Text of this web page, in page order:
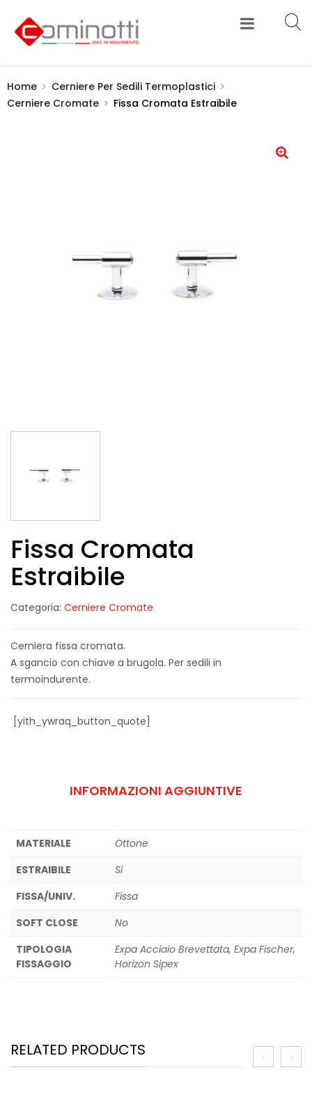
Home
Cerniere Per Sedili Termoplastici
Cerniere Cromate
Fissa Cromata Estraibile
Fissa Cromata
Estraibile
Categoria: Cerniere Cromate
Cerniera fissa cromata.
A sgancio con chiave a brugola. Per sedili in
termoindurente.
[yith_ywraq_button_quote]
INFORMAZIONI AGGIUNTIVE
MATERIALE
Ottone
ESTRAIBILE
Si
FISSA/UNIV.
Fissa
SOFT CLOSE
No
TIPOLOGIA
FISSAGGIO
Expa Acciaio Brevettata, Expa Fischer,
Horizon Sipex
RELATED PRODUCTS